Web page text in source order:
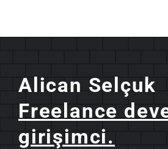
Alican Selçuk
Freelance
girişimci.